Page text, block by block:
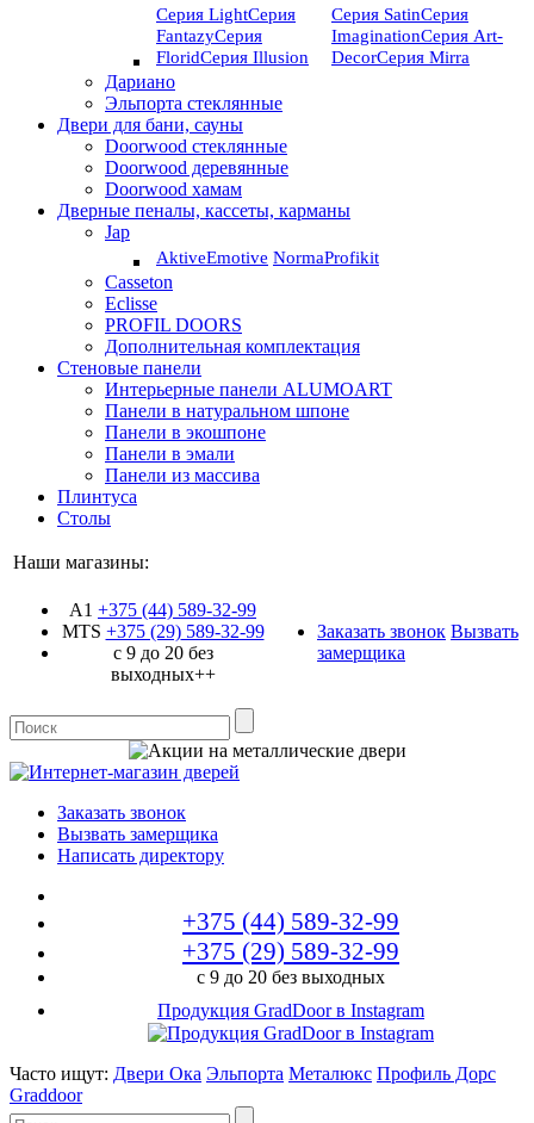
Серия LightСерия
FantazyСерия
FloridСерия Illusion
Серия SatinСерия
ImaginationСерия Art-
DeсorСерия Mirra
Дариано
Эльпорта стеклянные
Двери для бани, сауны
Doorwood стеклянные
Doorwood деревянные
Doorwood хамам
Дверные пеналы, кассеты, карманы
Jap
AktiveEmotive NormaProfikit
Casseton
Eclisse
PROFIL DOORS
Дополнительная комплектация
Стеновые панели
Интерьерные панели ALUMOART
Панели в натуральном шпоне
Панели в экошпоне
Панели в эмали
Панели из массива
Плинтуса
Столы
Наши магазины:
A1 +375 (44) 589-32-99
MTS +375 (29)589-32-99
с 9 до 20 без
выходных++
Заказать звонок Вызвать
замерщика
Заказать звонок
Вызвать замерщика
Написать директору
+375 (44) 589-32-99
+375 (29) 589-32-99
с 9 до 20 без выходных
Продукция GradDoor в Instagram
Часто ищут: Двери Ока Эльпорта Металюкс Профиль Дорс
Graddoor